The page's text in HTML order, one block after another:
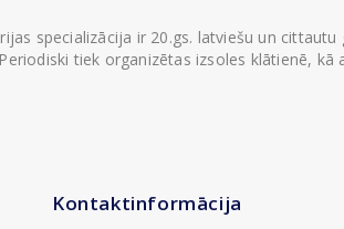
specializācija ir 20.gs. latviešu un cittautu
tiek organizētas izsoles klātienē, kā
Kontaktinformācija